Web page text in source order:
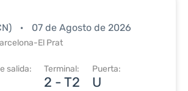
07 de Agosto de 2026
El Prat
salida: Terminal:
2 - T2
Puerta:
U